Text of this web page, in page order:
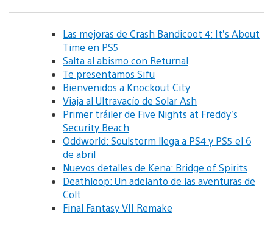
Las mejoras de Crash Bandicoot 4: It’s About
Time en PS5
Salta al abismo con Returnal
Te presentamos Sifu
Bienvenidos a Knockout City
Viaja al Ultravacío de Solar Ash
Primer tráiler de Five Nights at Freddy’s
Security Beach
Oddworld: Soulstorm llega a PS4 y PS5 el 6
de abril
Nuevos detalles de Kena: Bridge of Spirits
Deathloop: Un adelanto de las aventuras de
Colt
Final Fantasy VII Remake